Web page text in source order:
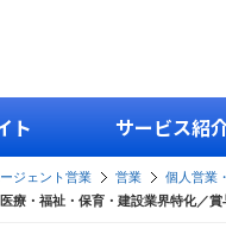
ト サービス紹
ジェント営業 営業 個人営業
療・福祉・保育・建設業界特化／